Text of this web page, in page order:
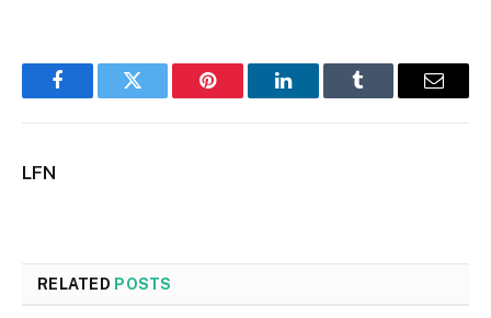
FacebookTwitter Pinterest LinkedInTumblr Email
LFN
RELATED POSTS